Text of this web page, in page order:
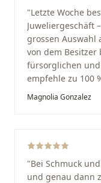
Service und
richtig."
"Letzte Woche
Juweliergeschäft
grossen Auswahl
von dem
fürsorglichen
empfehle zu 100
Schaffhausen.
glücklich mit der
Magnolia Gonzalez
"Bei Schmuck
und genau dann